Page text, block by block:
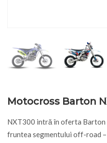
Motocross Barton
NXT300 intră în oferta Barton
fruntea segmentului off-road